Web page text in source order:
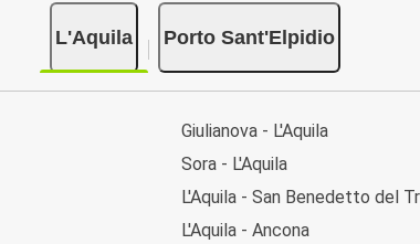
L'Aquila Porto Sant'Elpidio
Giulianova - L'Aquila
Sora - L'Aquila
L'Aquila - San Benedetto del
L'Aquila - Ancona